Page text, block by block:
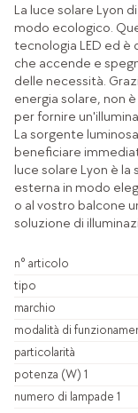
La luce solare Lyon
modo ecologico.
tecnologia LED ed
che accende e
delle necessità.
energia solare, non
per fornire
La sorgente
beneficiare
luce solare Lyon è
esterna in modo
o al vostro balcone
soluzione di
n° articolo
tipo
marchio
modalità di
particolarità
potenza (W) 1
numero di lampade 1